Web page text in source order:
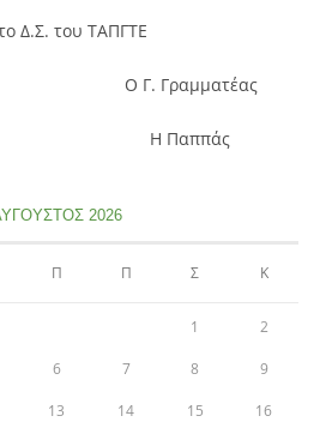
Δ.Σ. του ΤΑΠΓΤΕ
Ο Γ. Γραμματέας
Η Παππάς
2026
Π Π Σ Κ
1 2
6 7 8 9
13 14 15 16